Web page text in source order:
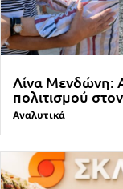
Λίνα Μενδώνη:
πολιτισμού
Αναλυτικά